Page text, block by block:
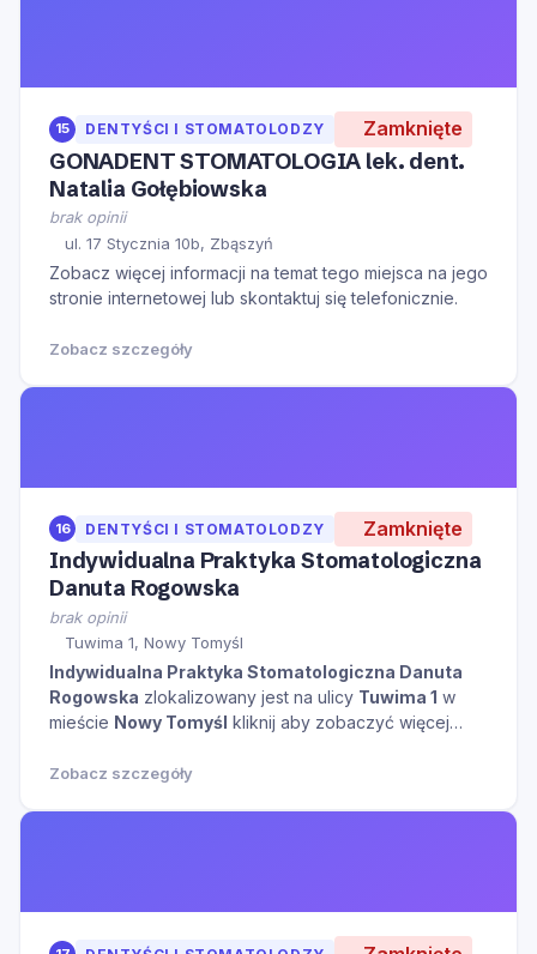
15 DENTYŚCI I STOMATOLODZY Zamknięte
GONADENT STOMATOLOGIA lek. dent.
Natalia Gołębiowska
brak opinii
ul. 17 Stycznia 10b, Zbąszyń
Zobacz więcej informacji na temat tego miejsca na jego
stronie internetowej lub skontaktuj się telefonicznie.
Zobacz szczegóły
16 DENTYŚCI I STOMATOLODZY Zamknięte
Indywidualna Praktyka Stomatologiczna
Danuta Rogowska
brak opinii
Tuwima 1, Nowy Tomyśl
Indywidualna Praktyka Stomatologiczna Danuta
Rogowska zlokalizowany jest na ulicy Tuwima 1 w
mieście Nowy Tomyśl kliknij aby zobaczyć więcej
Zobacz szczegóły